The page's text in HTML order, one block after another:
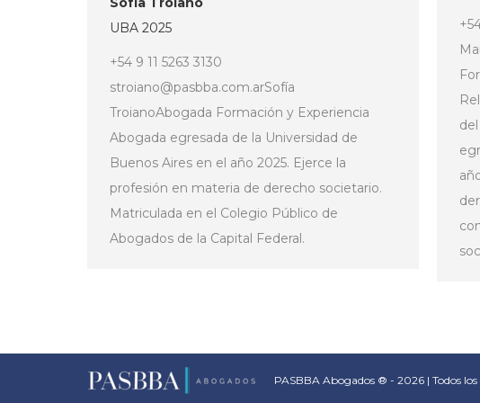
UBA 2025
+54 9 11 5263 3130
stroiano@pasbba.com.arSofía
TroianoAbogada Formación y Experiencia
Abogada egresada de la Universidad de
Buenos Aires en el año 2025. Ejerce la
profesión en materia de derecho societario.
Matriculada en el Colegio Público de
Abogados de la Capital Federal.
PASBBA Abogados ® - 2026 | Todos los